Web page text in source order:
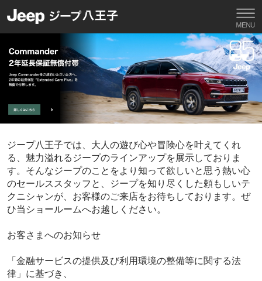
ジープ八王子では、大人の遊び心や冒険心を叶えてくれ
る、魅力溢れるジープのラインアップを展示しておりま
す。そんなジープのことをより知って欲しいと思う熱い心
のセールススタッフと、ジープを知り尽くした頼もしいテ
クニシャンが、お客様のご来店をお待ちしております。ぜ
ひ当ショールームへお越しください。
お客さまへのお知らせ
「金融サービスの提供及び利用環境の整備等に関する法
律」に基づき、